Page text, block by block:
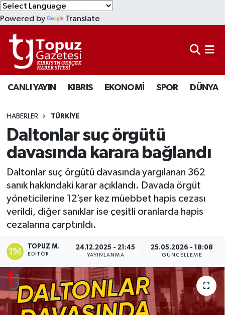
Powered by Translate
CANLI YAYIN KIBRIS EKONOMİ SPOR DÜNYA
HABERLER TÜRKİYE
Daltonlar suç örgütü
davasında karara bağlandı
Daltonlar suç örgütü davasında yargılanan 362
sanık hakkındaki karar açıklandı. Davada örgüt
yöneticilerine 12’şer kez müebbet hapis cezası
verildi, diğer sanıklar ise çeşitli oranlarda hapis
cezalarına çarptırıldı.
TOPUZ M.
EDITÖR
24.12.2025 - 21:45
YAYINLANMA
25.05.2026 - 18:08
GÜNCELLEME
KIBRIS
DÜNYA
EKONOMİ
MAGAZİN
SAĞLIK
SPOR
TÜRKİYE
Lefkoşa Nöbetçi Eczaneler
Lefkoşa Hava Durumu
Lefkoşa Trafik Yoğunluk Haritası
Süper Lig Puan Durumu ve Fikstür
Tüm Manşetler
Son Dakika Haberleri